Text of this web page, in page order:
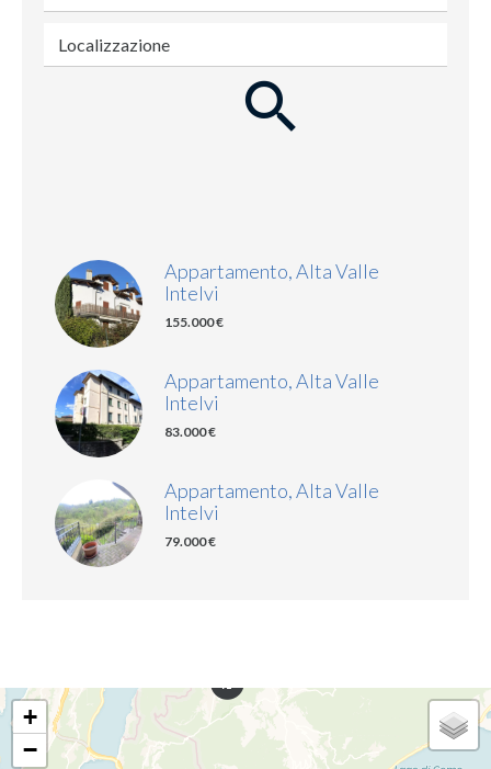
Localizzazione
Appartamento, Alta Valle
Intelvi
155.000 €
Appartamento, Alta Valle
Intelvi
83.000 €
Appartamento, Alta Valle
Intelvi
79.000 €
+
−